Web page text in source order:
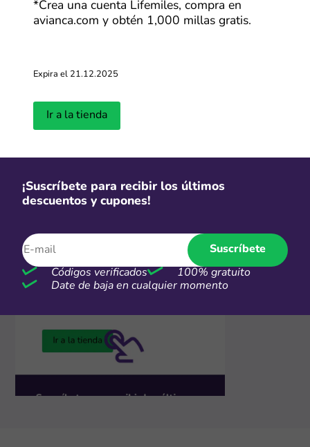
fácil que nunca. ¡Ahorra en grande en cada compra!
*Crea una cuenta Lifemiles, compra en
avianca.com y obtén 1,000 millas gratis.
Expira el 21.12.2025
Ir a la tienda
¡Suscríbete para recibir los últimos
descuentos y cupones!
Suscríbete
Códigos verificados
100% gratuito
Date de baja en cualquier momento